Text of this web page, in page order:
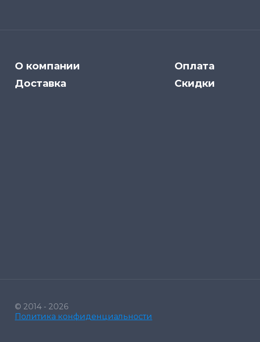
О компании Оплата
Доставка
Скидки
© 2014 - 2026
Политика конфиденциальности